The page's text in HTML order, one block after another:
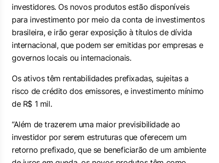
investidores. Os novos produtos estão disponíveis
para investimento por meio da conta de investimentos
brasileira, e irão gerar exposição à títulos de dívida
internacional, que podem ser emitidas por empresas e
governos locais ou internacionais.
Os ativos têm rentabilidades prefixadas, sujeitas a
risco de crédito dos emissores, e investimento mínimo
de R$ 1 mil.
“Além de trazerem uma maior previsibilidade ao
investidor por serem estruturas que oferecem um
retorno prefixado, que se beneficiarão de um ambiente